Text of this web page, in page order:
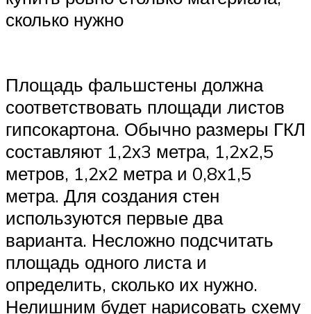
сколько нужно
Площадь фальшстены должна
соответствовать площади листов
гипсокартона. Обычно размеры ГКЛ
составляют 1,2х3 метра, 1,2х2,5
метров, 1,2х2 метра и 0,8х1,5
метра. Для создания стен
используются первые два
варианта. Несложно подсчитать
площадь одного листа и
определить, сколько их нужно.
Нелишним будет нарисовать схему